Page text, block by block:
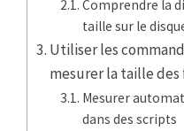
Comprendre la
taille sur le
Utiliser les
mesurer la taille des
Mesurer
dans des scripts